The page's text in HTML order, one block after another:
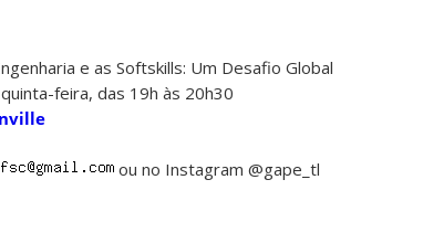
e as Softskills: Um Desafio Global
feira, das 19h às 20h30
ou no Instagram @gape_tl